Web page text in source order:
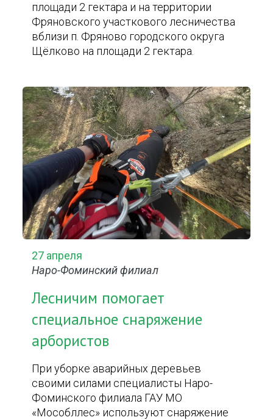
площади 2 гектара и на территории
Фряновского участкового лесничества
вблизи п. Фряново городского округа
Щёлково на площади 2 гектара.
27 апреля
Наро-Фоминский филиал
Лесничим помогает
специальное снаряжение
арбористов
При уборке аварийных деревьев
своими силами специалисты Наро-
Фоминского филиала ГАУ МО
«Мособллес» используют снаряжение